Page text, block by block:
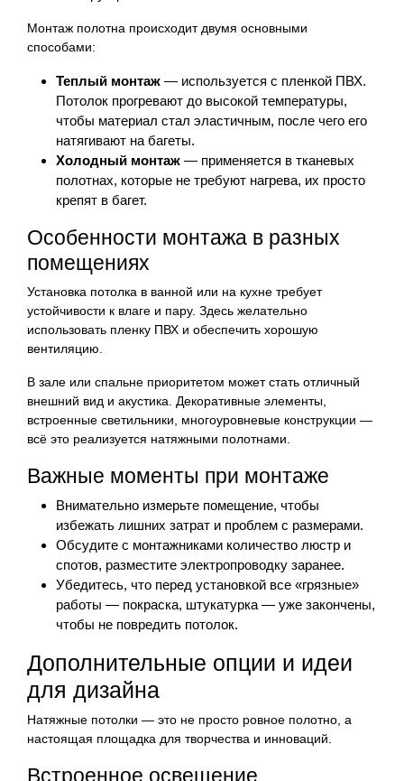
Монтаж полотна происходит двумя основными
способами:
Теплый монтаж — используется с пленкой ПВХ.
Потолок прогревают до высокой температуры,
чтобы материал стал эластичным, после чего его
натягивают на багеты.
Холодный монтаж — применяется в тканевых
полотнах, которые не требуют нагрева, их просто
крепят в багет.
Особенности монтажа в разных
помещениях
Установка потолка в ванной или на кухне требует
устойчивости к влаге и пару. Здесь желательно
использовать пленку ПВХ и обеспечить хорошую
вентиляцию.
В зале или спальне приоритетом может стать отличный
внешний вид и акустика. Декоративные элементы,
встроенные светильники, многоуровневые конструкции —
всё это реализуется натяжными полотнами.
Важные моменты при монтаже
Внимательно измерьте помещение, чтобы
избежать лишних затрат и проблем с размерами.
Обсудите с монтажниками количество люстр и
спотов, разместите электропроводку заранее.
Убедитесь, что перед установкой все «грязные»
работы — покраска, штукатурка — уже закончены,
чтобы не повредить потолок.
Дополнительные опции и идеи
для дизайна
Натяжные потолки — это не просто ровное полотно, а
настоящая площадка для творчества и инноваций.
Встроенное освещение